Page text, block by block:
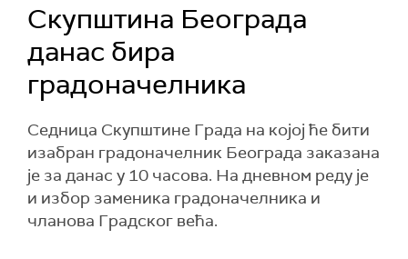
Скупштина Београда
данас бира
градоначелника
Седница Скупштине Града на којој ће бити
изабран градоначелник Београда заказана
је за данас у 10 часова. На дневном реду је
и избор заменика градоначелника и
чланова Градског већа.